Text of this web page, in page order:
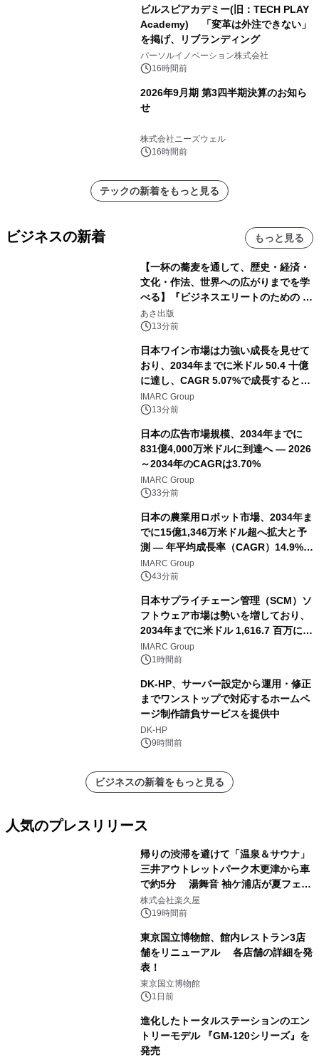
ビルスピアカデミー(旧：TECH PLAY
Academy) 「変革は外注できない」
を掲げ、リブランディング
パーソルイノベーション株式会社
16時間前
2026年9月期 第3四半期決算のお知ら
せ
株式会社ニーズウェル
16時間前
テックの新着をもっと見る
ビジネスの新着 もっと見る
【一杯の蕎麦を通して、歴史・経済・
文化・作法、世界への広がりまでを学
べる】『ビジネスエリートのための 教
養としての蕎麦』2026年8月25日
（火）発売
あさ出版
13分前
日本ワイン市場は力強い成長を見せて
おり、2034年までに米ドル 50.4 十億
に達し、CAGR 5.07%で成長すると予
測
IMARC Group
13分前
日本の広告市場規模、2034年までに
831億4,000万米ドルに到達へ ― 2026
～2034年のCAGRは3.70%
IMARC Group
33分前
日本の農業用ロボット市場、2034年ま
でに15億1,346万米ドル超へ拡大と予
測 ― 年平均成長率（CAGR）14.9%を
記録
IMARC Group
43分前
日本サプライチェーン管理（SCM）ソ
フトウェア市場は勢いを増しており、
2034年までに米ドル 1,616.7 百万に達
し、CAGR 3.42%で成長すると予測
IMARC Group
1時間前
DK-HP、サーバー設定から運用・修正
までワンストップで対応するホームペ
ージ制作請負サービスを提供中
DK-HP
9時間前
ビジネスの新着をもっと見る
人気のプレスリリース
帰りの渋滞を避けて「温泉＆サウナ」
三井アウトレットパーク木更津から車
で約5分 湯舞音 袖ケ浦店が夏フェア
メニューを提供
株式会社楽久屋
19時間前
東京国立博物館、館内レストラン3店
舗をリニューアル 各店舗の詳細を発
表！
東京国立博物館
1日前
進化したトータルステーションのエン
トリーモデル 『GM-120シリーズ』を
発売